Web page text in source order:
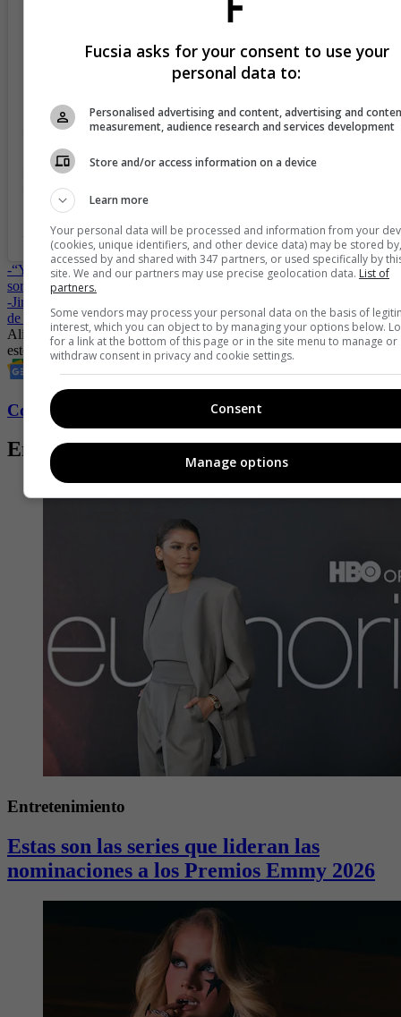
View this post on Instagram
A post shared by DR. FELIPE GONZÁLEZ (@drfelipegonzalez)
-“Yo dudaría”: Alina Lozano habla de su boda con Jim Velásquez y
sorprende con sus declaraciones
-Jim Velásquez aclaró si le puso los ‘cachos’ a Alina en su despedida
de soltero
Alina LozanoRomancefamosas colombianascirugías
estéticascirugíasEntretenimientoFarándula
Conozca más de Fucsia aquí
Entradas relacionadas
Entretenimiento
Estas son las series que lideran las
nominaciones a los Premios Emmy 2026
Fucsia asks for your consent to use your
personal data to:
Personalised advertising and content, advertising and
measurement, audience research and services development
Store and/or access information on a device
Learn more
Your personal data will be processed and information from your
(cookies, unique identifiers, and other device data) may be stored by,
accessed by and shared with 347 partners, or used specifically by
site. We and our partners may use precise geolocation data. List of
partners.
Some vendors may process your personal data on the basis of
interest, which you can object to by managing your options below.
for a link at the bottom of this page or in the site menu to manage or
withdraw consent in privacy and cookie settings.
Consent
Manage options